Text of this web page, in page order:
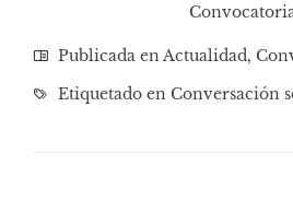
Publicada enActualidad,
Etiquetado en Conversación